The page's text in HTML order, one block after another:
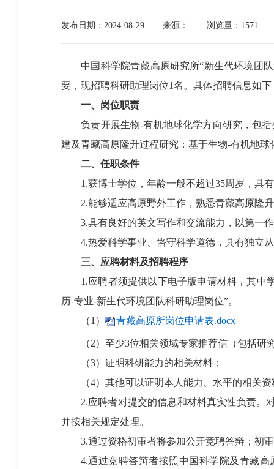
发布日期：2024-08-29 来源： 浏览量：1571
中国科学院青藏高原研究所“新生代环境团队
要，现招聘科研助理岗位1名。具体招聘信息如下
一、岗位职责
负责开展生物-有机地球化学方向研究，包括
建及青藏高原隆升过程研究；基于生物-有机地
二、任职条件
1.获博士学位，年龄一般不超过35周岁，具有
2.能够适应高原野外工作，熟悉青藏高原隆升
3.具有良好的英文写作和交流能力，以第一作
4.热爱科学事业、恪守科学道德，具有独立从
三、应聘材料及招聘程序
1.应聘者须提供以下电子版申请材料，其中学
历-专业-新生代环境团队科研助理岗位”。
（1）
青藏高原所岗位申请表.docx
（2）至少3位相关领域专家推荐信（包括研
（3）证明科研能力的相关材料；
（4）其他可以证明本人能力、水平的相关资
2.应聘者对提交的信息和材料真实性负责。对
并按相关规定处理。
3.通过资格初审者将参加公开竞聘答辩；初审
4.通过竞聘答辩者按照中国科学院及青藏高